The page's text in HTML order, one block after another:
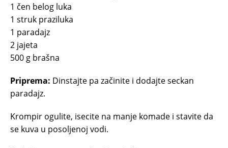
1 čen belog luka
1 struk praziluka
1 paradajz
2 jajeta
500 g brašna
Priprema: Dinstajte pa začinite i dodajte seckan
paradajz.
Krompir ogulite, isecite na manje komade i stavite da
se kuva u posoljenoj vodi.